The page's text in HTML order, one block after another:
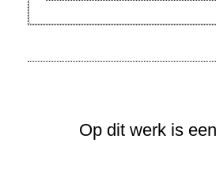
Op dit werk is een